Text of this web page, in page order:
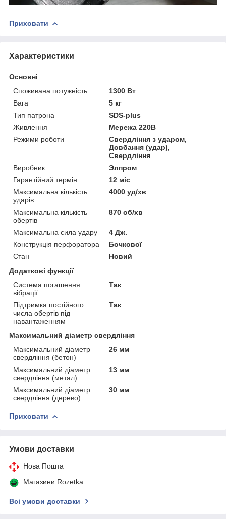
Приховати
Характеристики
Основні
Споживана потужність
1300 Вт
Вага
5 кг
Тип патрона
SDS-plus
Живлення
Мережа 220В
Режими роботи
Свердління з ударом,
Довбання (удар),
Свердління
Виробник
Элпром
Гарантійний термін
12 міс
Максимальна кількість
ударів
4000 уд/хв
Максимальна кількість
обертів
870 об/хв
Максимальна сила удару
4 Дж.
Конструкція перфоратора
Бочкової
Стан
Новий
Додаткові функції
Система погашення
вібрації
Так
Підтримка постійного
числа обертів під
навантаженням
Так
Максимальний діаметр свердління
Максимальний діаметр
свердління (бетон)
26 мм
Максимальний діаметр
свердління (метал)
13 мм
Максимальний діаметр
свердління (дерево)
30 мм
Приховати
Умови доставки
Нова Пошта
Магазини Rozetka
Всі умови доставки